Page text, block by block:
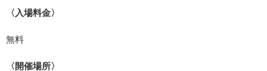
〈入場料金〉
無料
〈開催場所〉